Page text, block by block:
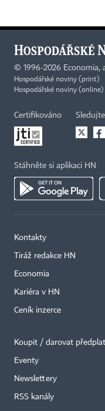
© 1996-2026 Economia,
Hospodářské noviny (print)
Hospodářské noviny (online)
Certifikováno
Stáhněte si aplikaci HN
Kontakty
Tiráž redakce HN
Economia
Kariéra v HN
Ceník inzerce
Koupit / darovat
Eventy
Newslettery
RSS kanály